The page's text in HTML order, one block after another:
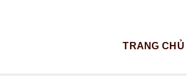
TRANG CHỦ